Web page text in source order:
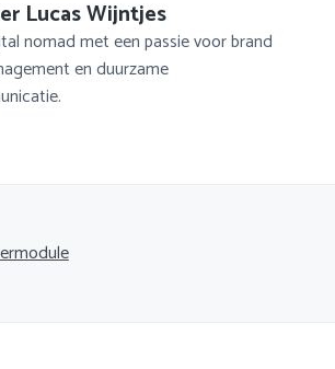
Lucas Wijntjes
nomad met een passie voor brand
en duurzame